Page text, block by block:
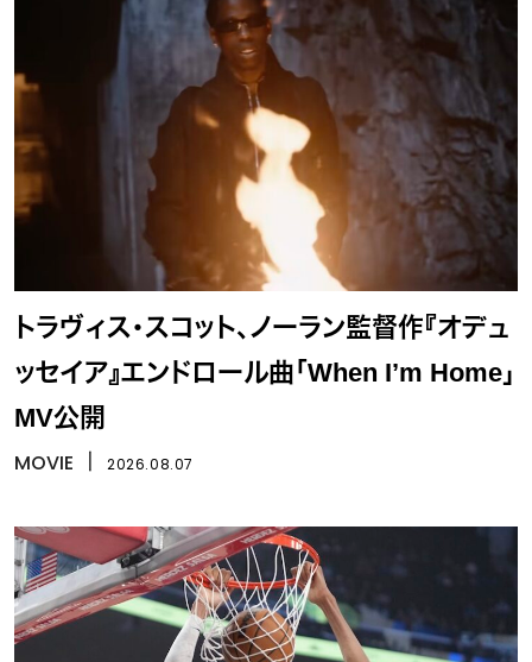
トラヴィス・スコット、ノーラン監督作『オデュ
ッセイア』エンドロール曲「When I’m Home」
MV公開
MOVIE 2026.08.07